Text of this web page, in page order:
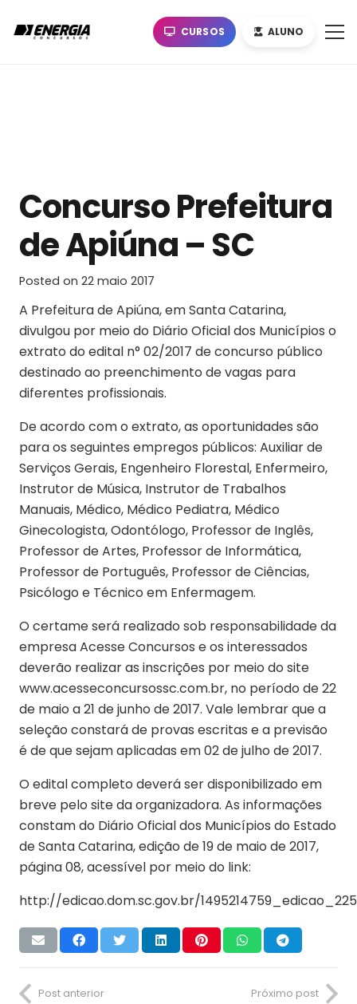
CURSOS ALUNO
Concurso Prefeitura
de Apiúna – SC
Posted on 22 maio 2017
A Prefeitura de Apiúna, em Santa Catarina,
divulgou por meio do Diário Oficial dos Municípios o
extrato do edital n° 02/2017 de concurso público
destinado ao preenchimento de vagas para
diferentes profissionais.
De acordo com o extrato, as oportunidades são
para os seguintes empregos públicos: Auxiliar de
Serviços Gerais, Engenheiro Florestal, Enfermeiro,
Instrutor de Música, Instrutor de Trabalhos
Manuais, Médico, Médico Pediatra, Médico
Ginecologista, Odontólogo, Professor de Inglês,
Professor de Artes, Professor de Informática,
Professor de Português, Professor de Ciências,
Psicólogo e Técnico em Enfermagem.
O certame será realizado sob responsabilidade da
empresa Acesse Concursos e os interessados
deverão realizar as inscrições por meio do site
www.acesseconcursossc.com.br, no período de 22
de maio a 21 de junho de 2017. Vale lembrar que a
seleção constará de provas escritas e a previsão
é de que sejam aplicadas em 02 de julho de 2017.
O edital completo deverá ser disponibilizado em
breve pelo site da organizadora. As informações
constam do Diário Oficial dos Municípios do Estado
de Santa Catarina, edição de 19 de maio de 2017,
página 08, acessível por meio do link:
http://edicao.dom.sc.gov.br/
Post anterior Próximo post